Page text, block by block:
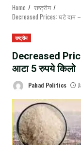
Home
राष्ट्रीय
Decreased Prices: घटे दाम
राष्ट्रीय
Decreased
आटा 5 रुपये किलो
Pahad Politics